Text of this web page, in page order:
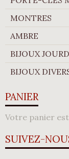
MONTRES
AMBRE
BIJOUX
BIJOUX
PANIER
Votre panier
SUIVEZ-